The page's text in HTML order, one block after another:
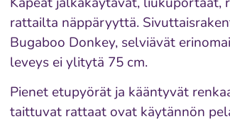
rattailta näppäryyttä.
Bugaboo Donkey, selviävät
leveys ei ylitytä 75 cm.
Pienet etupyörät ja kääntyvät
taittuvat rattaat ovat käytännön